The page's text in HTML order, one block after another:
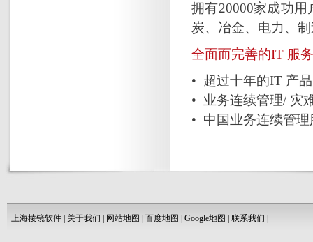
拥有20000家成功
炭、冶金、电力、
全面而完善的IT 服
• 超过十年的IT 产
• 业务连续管理/ 灾
• 中国业务连续管
上海棱镜软件 关于我们 网站地图 百度地图 Google地图 联系我们